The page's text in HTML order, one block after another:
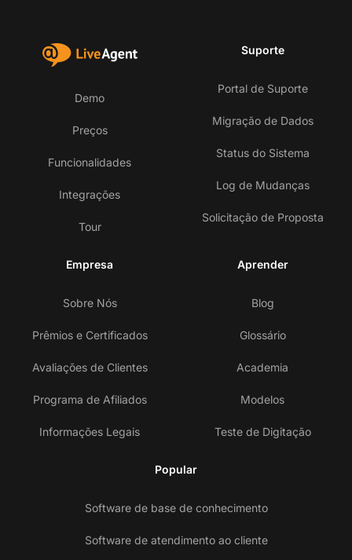
Demo
Preços
Funcionalidades
Integrações
Tour
Suporte
Portal de Suporte
Migração de Dados
Status do Sistema
Log de Mudanças
Solicitação de Proposta
Empresa
Sobre Nós
Prêmios e Certificados
Avaliações de Clientes
Programa de Afiliados
Informações Legais
Aprender
Blog
Glossário
Academia
Modelos
Teste de Digitação
Popular
Software de base de conhecimento
Software de atendimento ao cliente